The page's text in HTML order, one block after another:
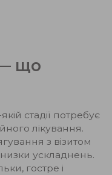
що
стадії потребує
лікування.
з візитом
ускладнень.
гостре і